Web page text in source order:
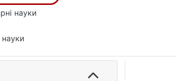
науки
науки